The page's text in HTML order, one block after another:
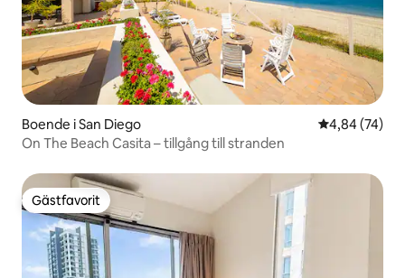
Boende i San Diego 4,84 av 5 i
4,84 (74)
On The Beach Casita – tillgång till stranden
Gästfavorit
Gästfavorit